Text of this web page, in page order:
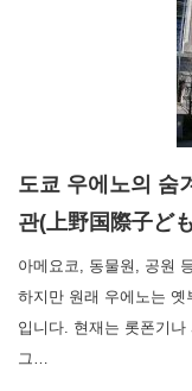
도쿄 우에노의 숨
관(上野国際子ど
아메요코, 동물원, 공원
하지만 원래 우에노는 옛
입니다. 현재는 롯폰기
그…